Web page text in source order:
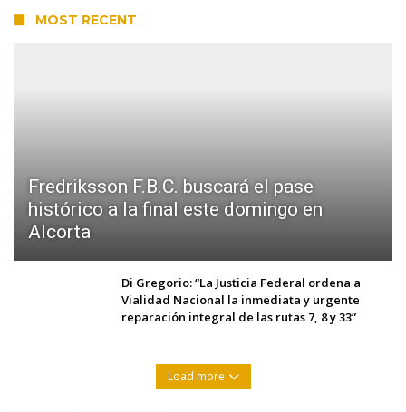
MOST RECENT
Fredriksson F.B.C. buscará el pase
histórico a la final este domingo en
Alcorta
Di Gregorio: “La Justicia Federal ordena a
Vialidad Nacional la inmediata y urgente
reparación integral de las rutas 7, 8 y 33”
Load more